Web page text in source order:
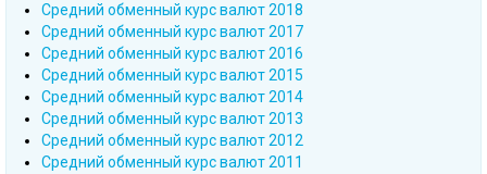
Cредний обменный курс валют 2018
Cредний обменный курс валют 2017
Cредний обменный курс валют 2016
Cредний обменный курс валют 2015
Cредний обменный курс валют 2014
Cредний обменный курс валют 2013
Cредний обменный курс валют 2012
Cредний обменный курс валют 2011